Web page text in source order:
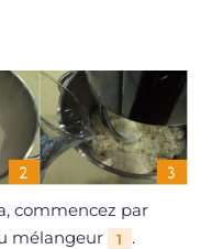
commencez par
mélangeur
1
.